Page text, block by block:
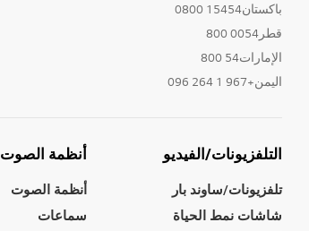
باكستان15454 0800
قطر0054 800
الإمارات54 800
اليمن+967 1 264 096
التلفزيونات/الفيديو
تلفزيونات/ساوند بار
شاشات نمط الحياة
أنظمة الصوت
أنظمة الصوت
سماعات